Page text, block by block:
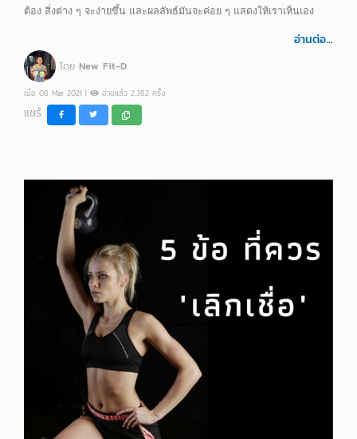
ต้อง สิ่งต่าง ๆ จะง่ายขึ้น และผลลัพธ์มันจะค่อย ๆ แสดงให้เราเห็นเอง
อ่านต่อ...
โดย New Fit-D
เมื่อ 08 Mar 2021 | อ่านแล้ว 2,382 ครั้ง
แชร์